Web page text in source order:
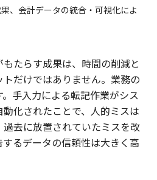
、会計データの統合・可視化によ
たらす成果は、時間の削減と
だけではありません。業務の
手入力による転記作業がシス
化されたことで、人的ミスは
去に放置されていたミスを改
るデータの信頼性は大きく高